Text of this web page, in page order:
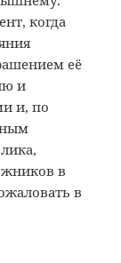
когда
её
и
и, по
в
в